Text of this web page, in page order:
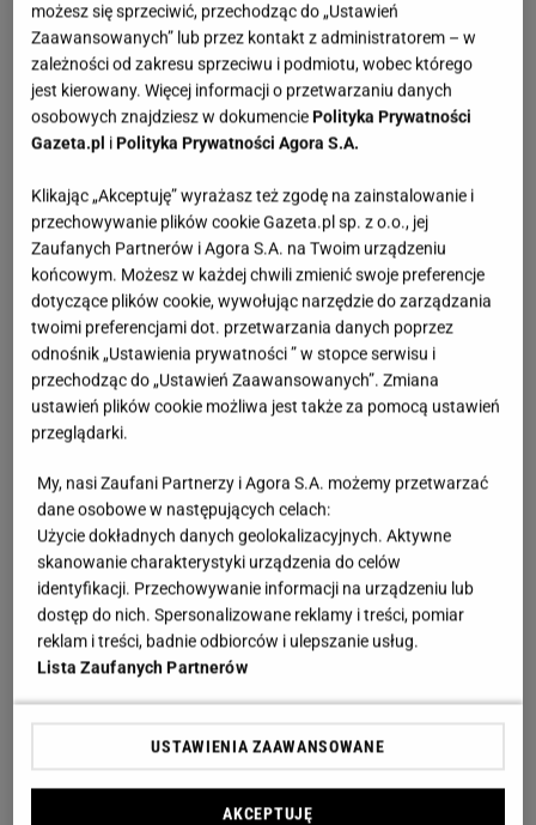
Zalety odkurzaczy bezprzewodowych. Sprzęt, który
ułatwia sprzątanie
Odkurzacze bezprzewodowe to prawdziwa
rewolucja w sprzątaniu. Ich główne zalety to przede
wszystkim wygoda i mobilność.Dzięki braku kabla
możesz z łatwością dotrzeć w każde miejsce, bez
konieczności przełączania urządzenia między
gniazdkami.Lekka konstrukcja sprawia, że
odkurzanie staje się mniej męczące, a prace
porządkowe wykonujesz szybciej. Dodatkowo,
nowoczesne modele odkurzaczy bezprzewodowych
są często wyposażone w wielofunkcyjne akcesoria,
trudnodostępnych miejsc, co znacznie zwiększa ich
wszechstronność.
możesz się sprzeciwić, przechodząc do „Ustawień
Zaawansowanych” lub przez kontakt z administratorem – w
zależności od zakresu sprzeciwu i podmiotu, wobec którego
jest kierowany. Więcej informacji o przetwarzaniu danych
osobowych znajdziesz w dokumencie Polityka Prywatności
Gazeta.pl i Polityka Prywatności Agora S.A.
Klikając „Akceptuję” wyrażasz też zgodę na zainstalowanie i
przechowywanie plików cookie Gazeta.pl sp. z o.o., jej
Zaufanych Partnerów i Agora S.A. na Twoim urządzeniu
końcowym. Możesz w każdej chwili zmienić swoje preferencje
dotyczące plików cookie, wywołując narzędzie do zarządzania
twoimi preferencjami dot. przetwarzania danych poprzez
odnośnik „Ustawienia prywatności ” w stopce serwisu i
przechodząc do „Ustawień Zaawansowanych”. Zmiana
ustawień plików cookie możliwa jest także za pomocą ustawień
przeglądarki.
My, nasi Zaufani Partnerzy i Agora S.A. możemy przetwarzać
dane osobowe w następujących celach:
Użycie dokładnych danych geolokalizacyjnych. Aktywne
skanowanie charakterystyki urządzenia do celów
identyfikacji. Przechowywanie informacji na urządzeniu lub
dostęp do nich. Spersonalizowane reklamy i treści, pomiar
reklam i treści, badnie odbiorców i ulepszanie usług.
Lista Zaufanych Partnerów
USTAWIENIA ZAAWANSOWANE
AKCEPTUJĘ